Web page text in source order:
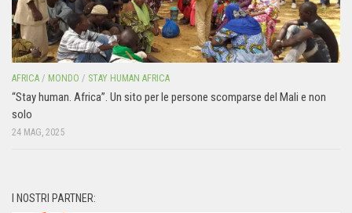
AFRICA / MONDO / STAY HUMAN AFRICA
“Stay human. Africa”. Un sito per le persone scomparse del Mali e non
solo
24 MAG, 2025
I NOSTRI PARTNER: